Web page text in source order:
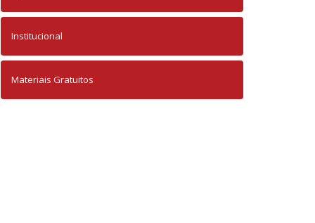
Institucional
Materiais Gratuitos